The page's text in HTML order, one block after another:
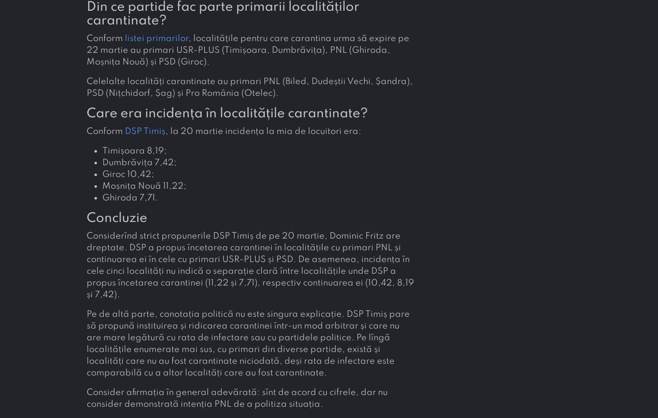
Din ce partide fac parte primarii localităților
carantinate?
Conform listei primarilor, localitățile pentru care carantina urma să expire pe
22 martie au primari USR-PLUS (Timișoara, Dumbrăvița), PNL (Ghiroda,
Moșnița Nouă) și PSD (Giroc).
Celelalte localități carantinate au primari PNL (Biled, Dudeștii Vechi, Șandra),
PSD (Nițchidorf, Șag) și Pro România (Otelec).
Care era incidența în localitățile carantinate?
Conform DSP Timiș, la 20 martie incidența la mia de locuitori era:
Timișoara 8,19;
Dumbrăvița 7,42;
Giroc 10,42;
Moșnița Nouă 11,22;
Ghiroda 7,71.
Concluzie
Considerînd strict propunerile DSP Timiș de pe 20 martie, Dominic Fritz are
dreptate. DSP a propus încetarea carantinei în localitățile cu primari PNL și
continuarea ei în cele cu primari USR-PLUS și PSD. De asemenea, incidența în
cele cinci localități nu indică o separație clară între localitățile unde DSP a
propus încetarea carantinei (11,22 și 7,71), respectiv continuarea ei (10,42, 8,19
și 7,42).
Pe de altă parte, conotația politică nu este singura explicație. DSP Timiș pare
să propună instituirea și ridicarea carantinei într-un mod arbitrar și care nu
are mare legătură cu rata de infectare sau cu partidele politice. Pe lîngă
localitățile enumerate mai sus, cu primari din diverse partide, există și
localități care nu au fost carantinate niciodată, deși rata de infectare este
comparabilă cu a altor localități care au fost carantinate.
Consider afirmația în general adevărată: sînt de acord cu cifrele, dar nu
consider demonstrată intenția PNL de a politiza situația.